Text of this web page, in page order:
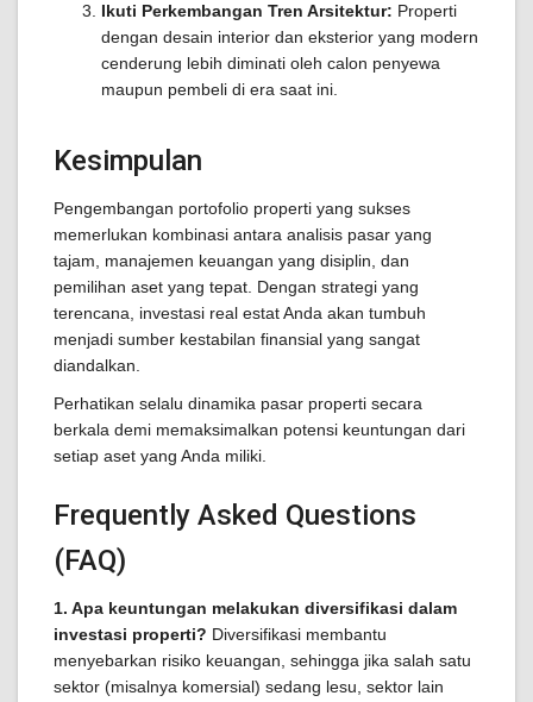
Ikuti Perkembangan Tren Arsitektur: Properti
dengan desain interior dan eksterior yang modern
cenderung lebih diminati oleh calon penyewa
maupun pembeli di era saat ini.
Kesimpulan
Pengembangan portofolio properti yang sukses
memerlukan kombinasi antara analisis pasar yang
tajam, manajemen keuangan yang disiplin, dan
pemilihan aset yang tepat. Dengan strategi yang
terencana, investasi real estat Anda akan tumbuh
menjadi sumber kestabilan finansial yang sangat
diandalkan.
Perhatikan selalu dinamika pasar properti secara
berkala demi memaksimalkan potensi keuntungan dari
setiap aset yang Anda miliki.
Frequently Asked Questions
(FAQ)
1. Apa keuntungan melakukan diversifikasi dalam
investasi properti? Diversifikasi membantu
menyebarkan risiko keuangan, sehingga jika salah satu
sektor (misalnya komersial) sedang lesu, sektor lain